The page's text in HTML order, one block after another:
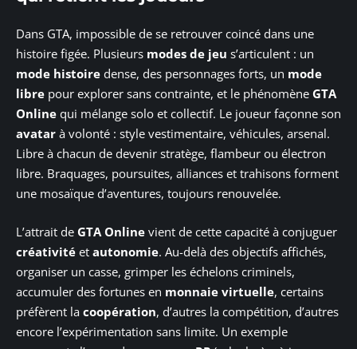
Dans GTA, impossible de se retrouver coincé dans une
histoire figée. Plusieurs modes de jeu s’articulent : un
mode histoire dense, des personnages forts, un mode
libre pour explorer sans contrainte, et le phénomène GTA
Online qui mélange solo et collectif. Le joueur façonne son
avatar à volonté : style vestimentaire, véhicules, arsenal.
Libre à chacun de devenir stratège, flambeur ou électron
libre. Braquages, poursuites, alliances et trahisons forment
une mosaïque d’aventures, toujours renouvelée.
L’attrait de GTA Online vient de cette capacité à conjuguer
créativité et autonomie. Au-delà des objectifs affichés,
organiser un casse, grimper les échelons criminels,
accumuler des fortunes en monnaie virtuelle, certains
préfèrent la coopération, d’autres la compétition, d’autres
encore l’expérimentation sans limite. Un exemple